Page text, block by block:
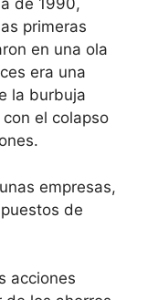
de 1990,
primeras
en una ola
era una
la burbuja
el colapso
empresas,
de
acciones